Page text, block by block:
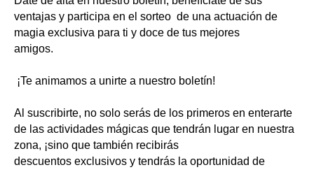
ventajas y participa en el sorteo de una actuación de
magia exclusiva para ti y doce de tus mejores
amigos.
¡Te animamos a unirte a nuestro boletín!
Al suscribirte, no solo serás de los primeros en enterarte
de las actividades mágicas que tendrán lugar en nuestra
zona, ¡sino que también recibirás
descuentos exclusivos y tendrás la oportunidad de